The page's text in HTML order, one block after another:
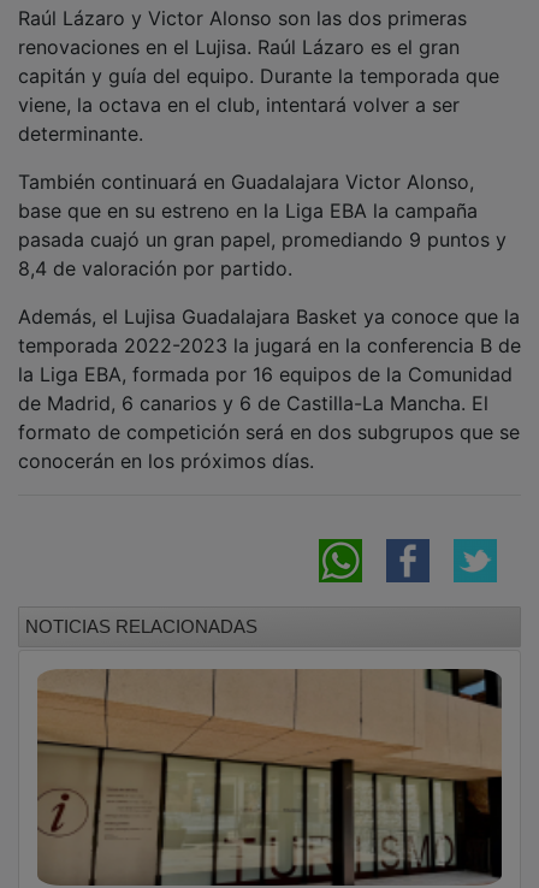
renovaciones en el Lujisa. Raúl Lázaro es el gran
capitán y guía del equipo. Durante la temporada que
viene, la octava en el club, intentará volver a ser
determinante.
También continuará en Guadalajara Victor Alonso,
base que en su estreno en la Liga EBA la campaña
pasada cuajó un gran papel, promediando 9 puntos y
8,4 de valoración por partido.
Además, el Lujisa Guadalajara Basket ya conoce que la
temporada 2022-2023 la jugará en la conferencia B de
la Liga EBA, formada por 16 equipos de la Comunidad
de Madrid, 6 canarios y 6 de Castilla-La Mancha. El
formato de competición será en dos subgrupos que se
conocerán en los próximos días.